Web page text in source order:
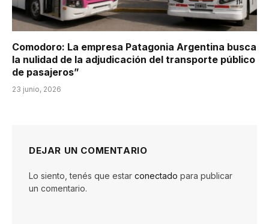
Comodoro: La empresa Patagonia Argentina busca
la nulidad de la adjudicación del transporte público
de pasajeros”
23 junio, 2026
DEJAR UN COMENTARIO
Lo siento, tenés que estar conectado para publicar
un comentario.